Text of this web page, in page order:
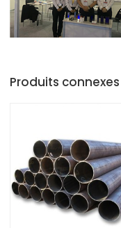
Produits connexes